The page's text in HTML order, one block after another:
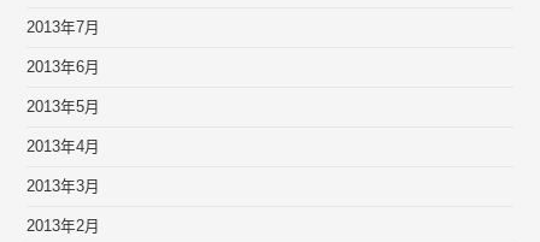
2013年7月
2013年6月
2013年5月
2013年4月
2013年3月
2013年2月